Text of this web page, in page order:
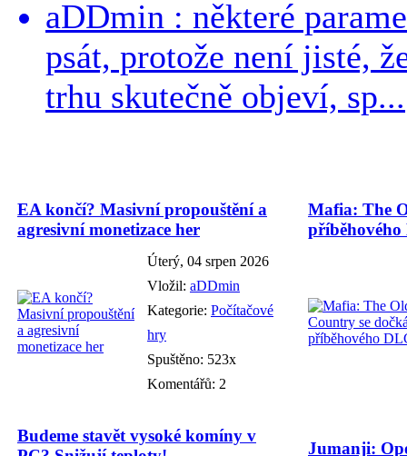
aDDmin : některé
psát, protože není jisté,
trhu skutečně objeví, sp...
EA končí? Masivní propouštění a
agresivní monetizace her
Úterý, 04 srpen 2026
Vložil: aDDmin
Kategorie: Počítačové
hry
Spuštěno: 523x
Komentářů: 2
Mafia: The
Budeme stavět vysoké komíny v
Jumanji: